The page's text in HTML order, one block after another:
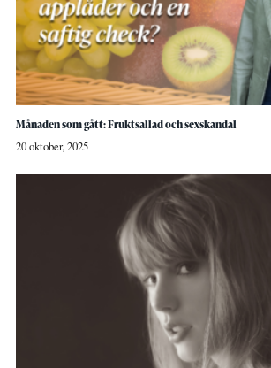
Månaden som gått: Fruktsallad och sexskandal
20 oktober, 2025